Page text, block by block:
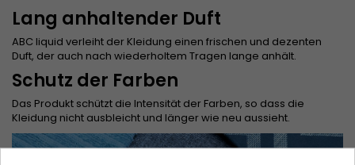
Lang anhaltender Duft
ABC liquid verleiht der Kleidung einen frischen und dezenten
Duft, der auch nach wiederholtem Tragen lange anhält.
Schutz der Farben
Das Produkt schützt die Intensität der Farben, so dass die
Kleidung nicht ausbleicht und länger wie neu aussieht.